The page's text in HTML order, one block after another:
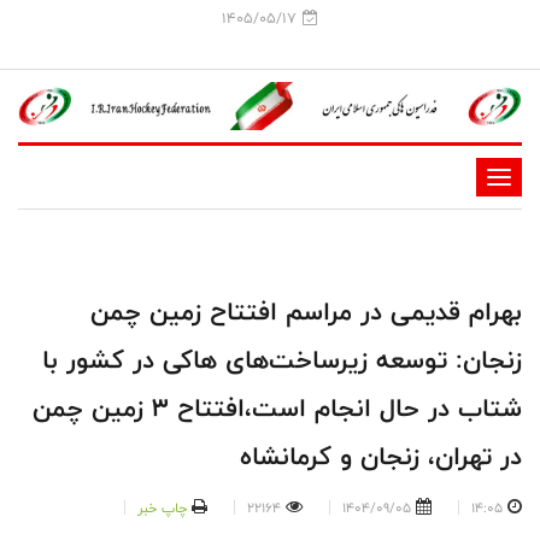
1405/05/17
-
-
-
-
بهرام قدیمی در مراسم افتتاح زمین چمن
زنجان: توسعه زیرساخت‌های هاکی در کشور با
شتاب در حال انجام است،افتتاح ۳ زمین چمن
در تهران، زنجان و کرمانشاه
14:05
1404/09/05
22164 چاپ خبر